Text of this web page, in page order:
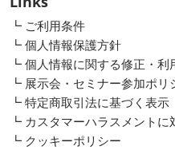
┗ ご利用条件
┗ 個人情報保護方針
┗ 個人情報に関する修正・利
┗ 展示会・セミナー参加ポリ
┗ 特定商取引法に基づく表示
┗ カスタマーハラスメントに
┗ クッキーポリシー